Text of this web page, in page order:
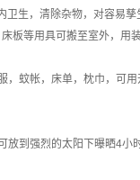
卫生，清除杂物，对容易
床板等用具可搬至室外，
，蚊帐，床单，枕巾，可
放到强烈的太阳下曝晒4小